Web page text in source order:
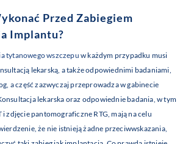
Przed Zabiegiem
Implantu?
tytanowego wszczepuw każdym przypadku musi
lekarską, a także odpowiednimi badaniami,
a część zazwyczaj przeprowadza w gabinecie
lekarska oraz odpowiednie badania, w tym
i zdjęcie pantomograficzne RTG, mają na celu
że nie istnieją żadne przeciwwskazania,